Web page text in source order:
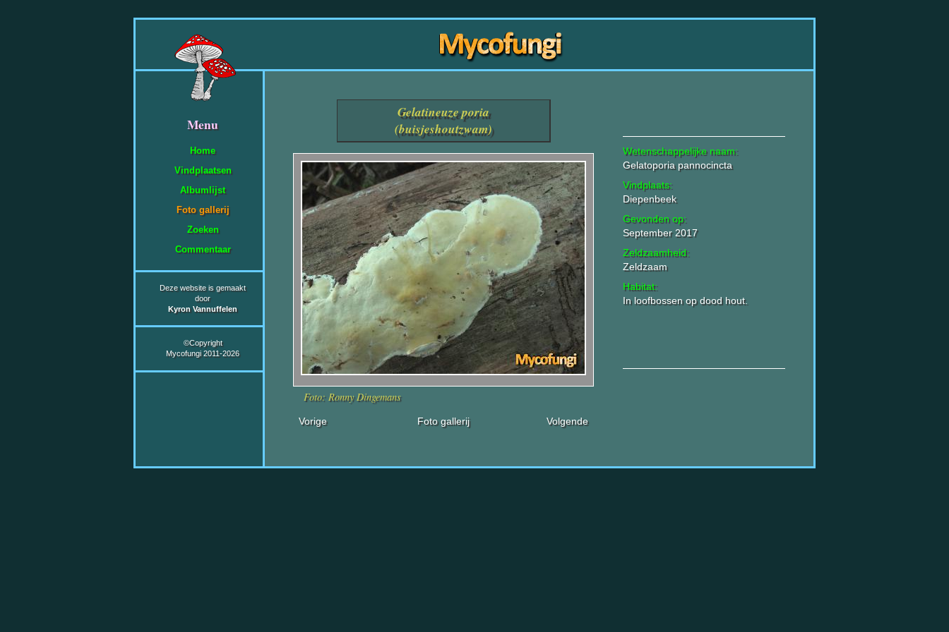
Menu
Home
Vindplaatsen
Albumlijst
Foto gallerij
Zoeken
Commentaar
Deze website is gemaakt
door
Kyron Vannuffelen
©Copyright
Mycofungi 2011-2026
Gelatineuze poria
(buisjeshoutzwam)
Wetenschappelijke naam:
Gelatoporia pannocincta
Vindplaats:
Diepenbeek
Gevonden op:
September 2017
Zeldzaamheid:
Zeldzaam
Habitat:
In loofbossen op dood hout.
Foto: Ronny Dingemans
Volgende
Vorige Foto gallerij